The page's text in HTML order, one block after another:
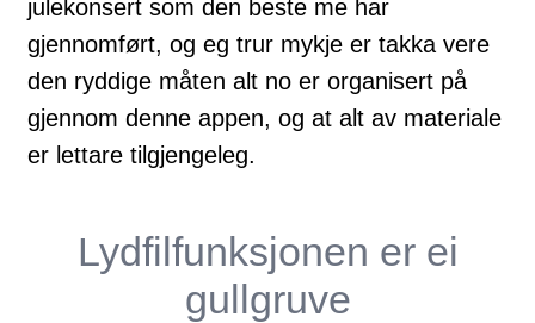
julekonsert som den beste me har
gjennomført, og eg trur mykje er takka vere
den ryddige måten alt no er organisert på
gjennom denne appen, og at alt av materiale
er lettare tilgjengeleg.
Lydfilfunksjonen er ei
gullgruve